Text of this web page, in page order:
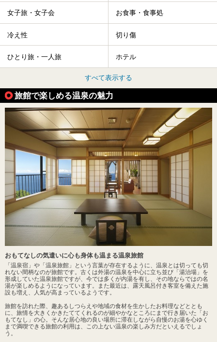
女子旅・女子会 お食事・食事処
冷え性 切り傷
ひとり旅・一人旅 ホテル
すべて表示する
旅館で楽しめる温泉の魅力
おもてなしの気遣いに心も身体も温まる温泉旅館
「温泉宿」や「温泉旅館」という言葉が存在するように、温泉とは切っても切
れない間柄なのが旅館です。古くは外湯の温泉を中心に立ち並び「湯治場」を
形成していた温泉旅館ですが、今では多くが内湯を有し、その地ならではの名
湯が楽しめるようになっています。また最近は、露天風呂付き客室を備えた施
設も増え、人気が高まっているようです。
旅館を訪れた際、趣あるしつらえや地域の食材を生かしたお料理などととも
に、旅情を大きくかきたててくれるのが細やかなところにまで行き届いた「お
もてなし」の心。そんな居心地の良い場所に滞在しながら自慢のお湯を心ゆく
まで満喫できる旅館の利用は、この上ない温泉の楽しみ方だといえるでしょ
う。